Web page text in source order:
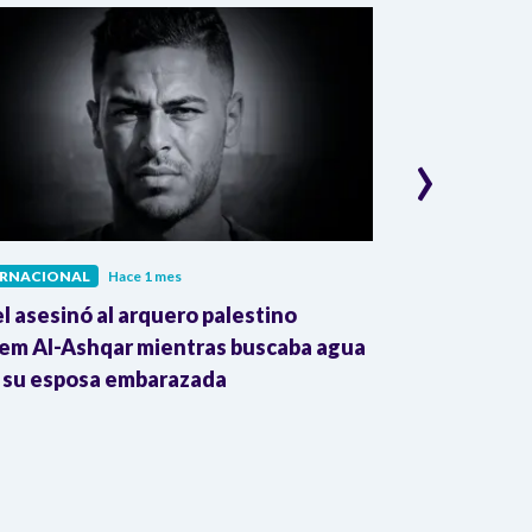
Hace 1 mes
asesinó al arquero palestino
Al-Ashqar mientras buscaba agua
esposa embarazada
›